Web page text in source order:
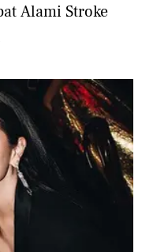
Alami Stroke